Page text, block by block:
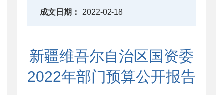
行业监管
重点领域信息公开
成文日期：
2022-02-18
新疆维吾尔自治区国资委
2022年部门预算公开报告